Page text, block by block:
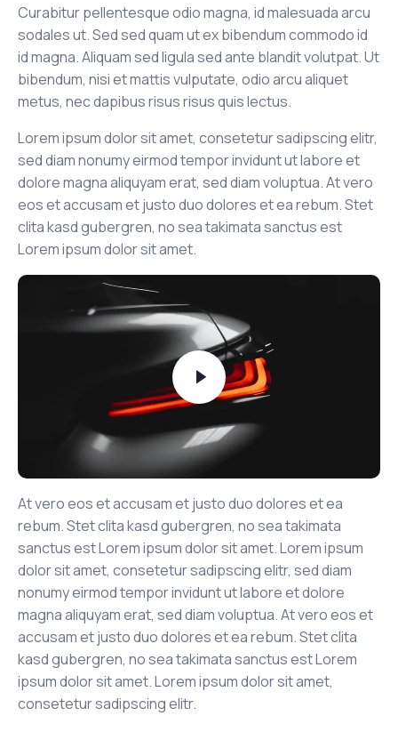
Curabitur pellentesque odio magna, id malesuada arcu
sodales ut. Sed sed quam ut ex bibendum commodo id
id magna. Aliquam sed ligula sed ante blandit volutpat. Ut
bibendum, nisi et mattis vulputate, odio arcu aliquet
metus, nec dapibus risus risus quis lectus.
Lorem ipsum dolor sit amet, consetetur sadipscing elitr,
sed diam nonumy eirmod tempor invidunt ut labore et
dolore magna aliquyam erat, sed diam voluptua. At vero
eos et accusam et justo duo dolores et ea rebum. Stet
clita kasd gubergren, no sea takimata sanctus est
Lorem ipsum dolor sit amet.
At vero eos et accusam et justo duo dolores et ea
rebum. Stet clita kasd gubergren, no sea takimata
sanctus est Lorem ipsum dolor sit amet. Lorem ipsum
dolor sit amet, consetetur sadipscing elitr, sed diam
nonumy eirmod tempor invidunt ut labore et dolore
magna aliquyam erat, sed diam voluptua. At vero eos et
accusam et justo duo dolores et ea rebum. Stet clita
kasd gubergren, no sea takimata sanctus est Lorem
ipsum dolor sit amet. Lorem ipsum dolor sit amet,
consetetur sadipscing elitr.